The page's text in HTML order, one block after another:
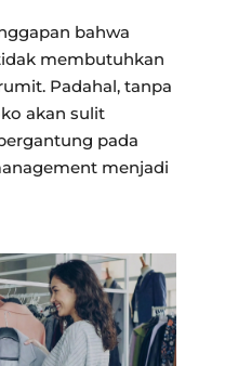
bahwa
membutuhkan
Padahal, tanpa
akan sulit
pada
menjadi